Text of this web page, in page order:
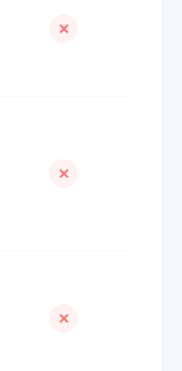
✗
✗
✗